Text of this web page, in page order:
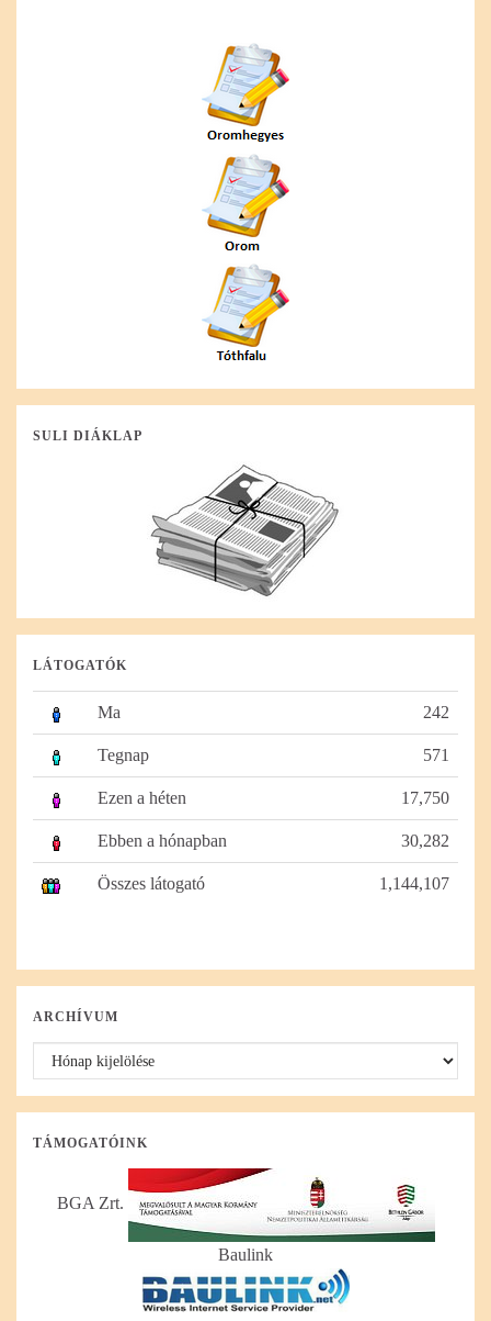
SULI DIÁKLAP
LÁTOGATÓK
Ma 242
Tegnap 571
Ezen a héten 17,750
Ebben a hónapban 30,282
Összes látogató 1,144,107
ARCHÍVUM
Archívum
TÁMOGATÓINK
BGA Zrt.
Baulink